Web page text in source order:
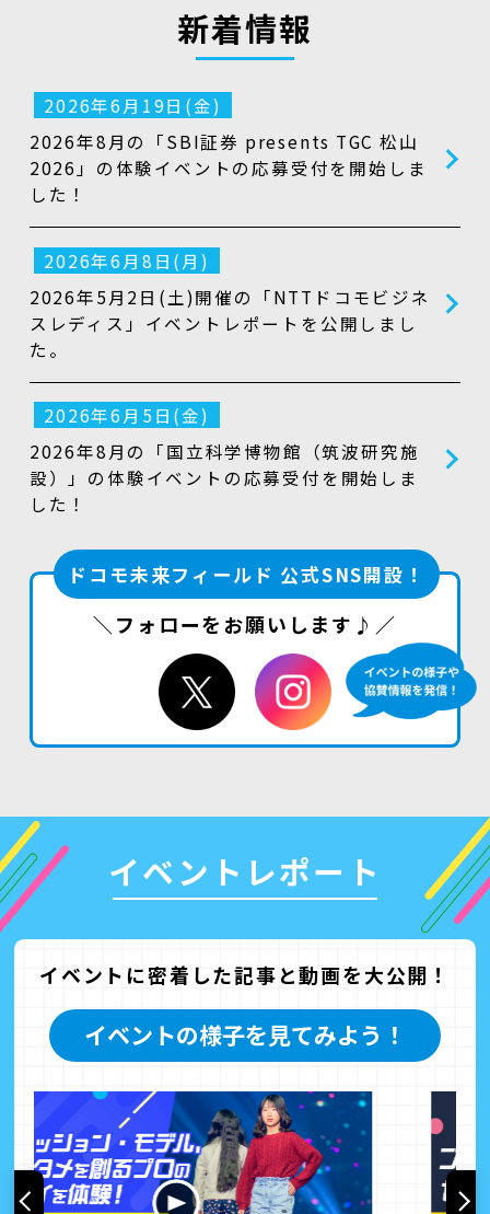
新着情報
2026年6月19日(金)
2026年8月の「SBI証券 presents TGC 松山
2026」の体験イベントの応募受付を開始しま
した！
2026年6月8日(月)
2026年5月2日(土)開催の「NTTドコモビジネ
スレディス」イベントレポートを公開しまし
た。
2026年6月5日(金)
2026年8月の「国立科学博物館（筑波研究施
設）」の体験イベントの応募受付を開始しま
した！
ドコモ未来フィールド 公式SNS開設！
＼フォローをお願いします♪／
イベントレポート
イベントに密着した記事と動画を大公開！
イベントの様子を見てみよう！